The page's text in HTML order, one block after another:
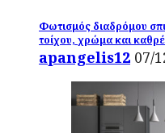
Φωτισμός διαδρόμου
τοίχου, χρώμα και
apangelis12 07/